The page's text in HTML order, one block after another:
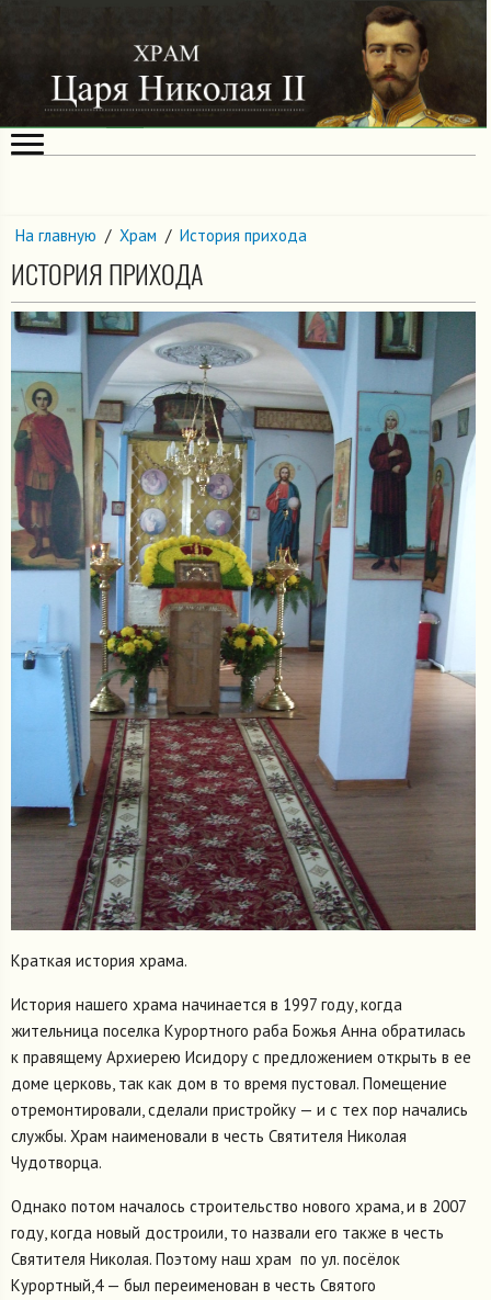
На главную / Храм / История прихода
ИСТОРИЯ ПРИХОДА
Краткая история храма.
История нашего храма начинается в 1997 году, когда
жительница поселка Курортного раба Божья Анна обратилась
к правящему Архиерею Исидору с предложением открыть в ее
доме церковь, так как дом в то время пустовал. Помещение
отремонтировали, сделали пристройку — и с тех пор начались
службы. Храм наименовали в честь Святителя Николая
Чудотворца.
Однако потом началось строительство нового храма, и в 2007
году, когда новый достроили, то назвали его также в честь
Святителя Николая. Поэтому наш храм по ул. посёлок
Курортный,4 — был переименован в честь Святого